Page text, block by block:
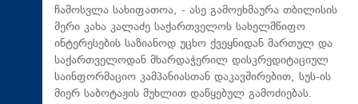
ჩამოსვლა სახიფათოა, - ასე გამოეხმაურა თბილისის
მერი კახა კალაძე საქართველოს სახელმწიფო
ინტერესების საზიანოდ უცხო ქვეყნიდან მართულ და
საქართველოდან მხარდაჭერილ დისკრედიტაციულ
საინფორმაციო კამპანიასთან დაკავშირებით, სუს-ის
მიერ საბოტაჟის მუხლით დაწყებულ გამოძიებას.